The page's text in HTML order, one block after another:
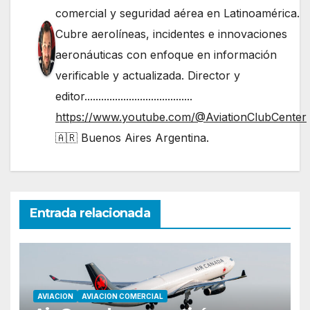
comercial y seguridad aérea en Latinoamérica.
Cubre aerolíneas, incidentes e innovaciones
aeronáuticas con enfoque en información
verificable y actualizada. Director y
editor.......................................
https://www.youtube.com/@AviationClubCenter
🇦🇷 Buenos Aires Argentina.
Entrada relacionada
AVIACION AVIACION COMERCIAL